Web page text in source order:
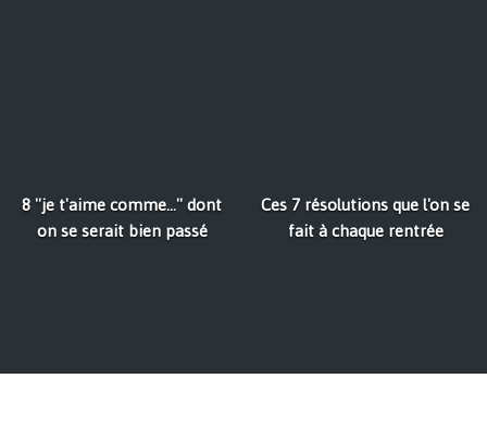
8 ''je t'aime comme...'' dont
on se serait bien passé
Ces 7 résolutions que l'on se
fait à chaque rentrée